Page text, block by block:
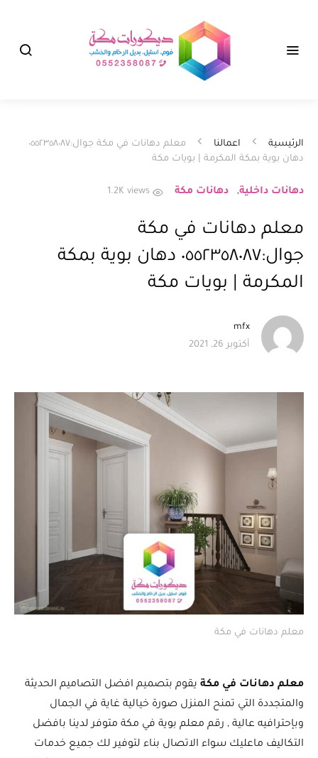
الرئيسية اعمالنا
معلم دهانات في مكة جوال:٠٥٥٢٣٥٨٠٨٧
دهان بوية بمكة المكرمة | بويات مكة
دهانات داخلية دهانات مكة 1.2K views
معلم دهانات في مكة
جوال:٠٥٥٢٣٥٨٠٨٧ دهان بوية بمكة
المكرمة | بويات مكة
mfx
أكتوبر 26, 2021
معلم دهانات في مكة
معلم دهانات في مكة يقوم بتصميم افضل التصاميم الحديثة
والمتجددة التي تمنح المنزل صورة خيالية غاية في الجمال
وبإحترافيه عالية , رقم معلم بوية في مكة متوفر لدينا بافضل
التكاليف ماعليك سواء الاتصال بناء لتوفير لك جميع خدمات